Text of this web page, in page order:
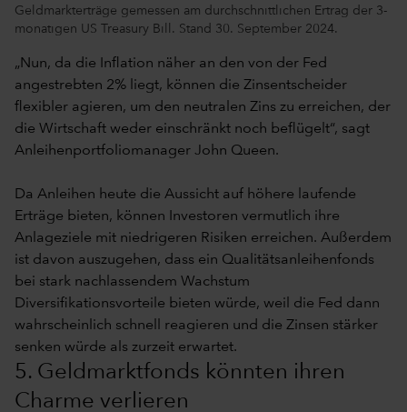
Geldmarkterträge gemessen am durchschnittlichen Ertrag der 3-
monatigen US Treasury Bill. Stand 30. September 2024.
„Nun, da die Inflation näher an den von der Fed
angestrebten 2% liegt, können die Zinsentscheider
flexibler agieren, um den neutralen Zins zu erreichen, der
die Wirtschaft weder einschränkt noch beflügelt“, sagt
Anleihenportfoliomanager John Queen.
Da Anleihen heute die Aussicht auf höhere laufende
Erträge bieten, können Investoren vermutlich ihre
Anlageziele mit niedrigeren Risiken erreichen. Außerdem
ist davon auszugehen, dass ein Qualitätsanleihenfonds
bei stark nachlassendem Wachstum
Diversifikationsvorteile bieten würde, weil die Fed dann
wahrscheinlich schnell reagieren und die Zinsen stärker
senken würde als zurzeit erwartet.
5. Geldmarktfonds könnten ihren
Charme verlieren